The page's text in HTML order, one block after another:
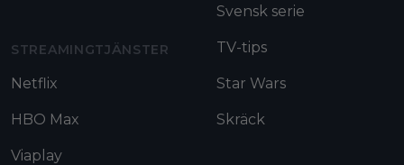
STREAMINGTJÄNSTER
Netflix
HBO Max
Viaplay
Svensk serie
TV-tips
Star Wars
Skräck